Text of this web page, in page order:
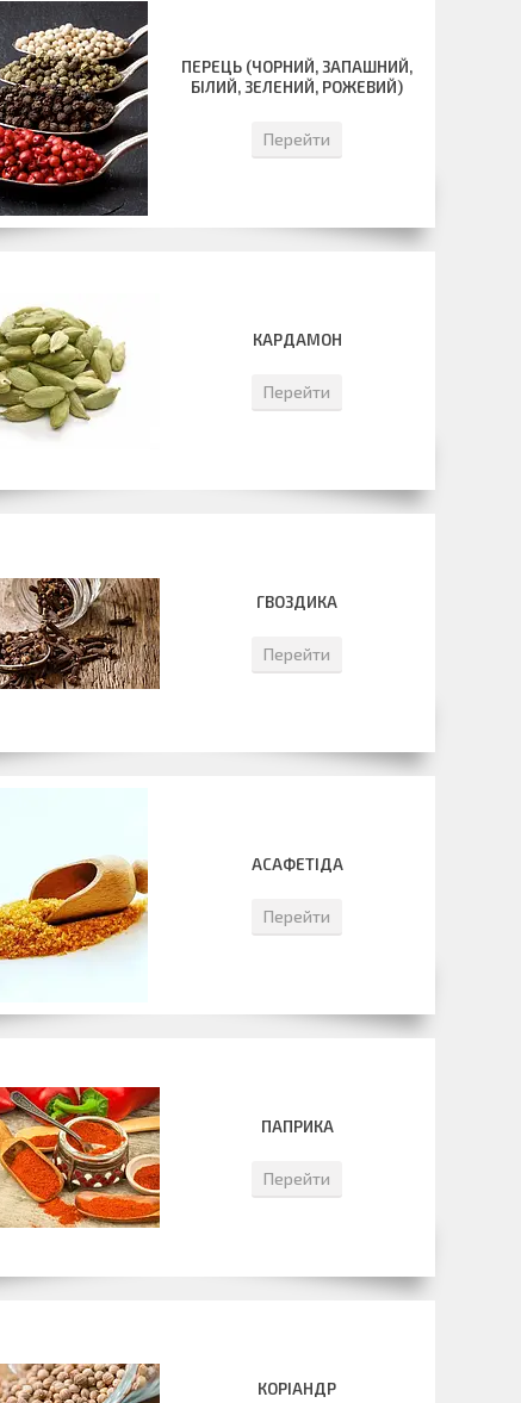
ПЕРЕЦЬ (ЧОРНИЙ, ЗАПАШНИЙ,
БІЛИЙ, ЗЕЛЕНИЙ, РОЖЕВИЙ)
Перейти
КАРДАМОН
Перейти
ГВОЗДИКА
Перейти
АСАФЕТІДА
Перейти
ПАПРИКА
Перейти
КОРІАНДР